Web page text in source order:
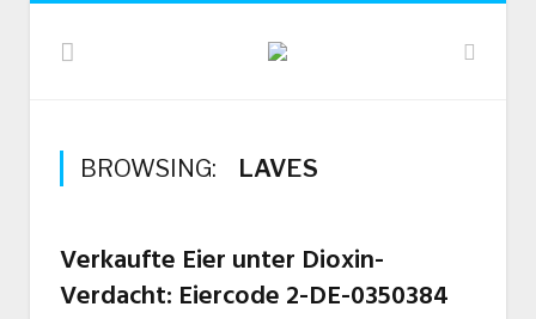
BROWSING: LAVES
Verkaufte Eier unter Dioxin-
Verdacht: Eiercode 2-DE-0350384